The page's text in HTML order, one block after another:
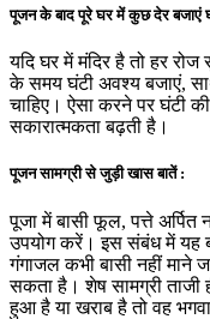
पूजन के बाद पूरे घर में कुछ देर बजाएं
यदि घर में मंदिर है तो हर
के समय घंटी अवश्य बजाएं,
चाहिए। ऐसा करने पर घंटी
सकारात्मकता बढ़ती है।
पूजन सामग्री से जुड़ी खास बातें :
पूजा में बासी फूल, पत्ते
उपयोग करें। इस संबंध में यह
गंगाजल कभी बासी नहीं माने
सकता है। शेष सामग्री ताजी
हुआ है या खराब है तो वह